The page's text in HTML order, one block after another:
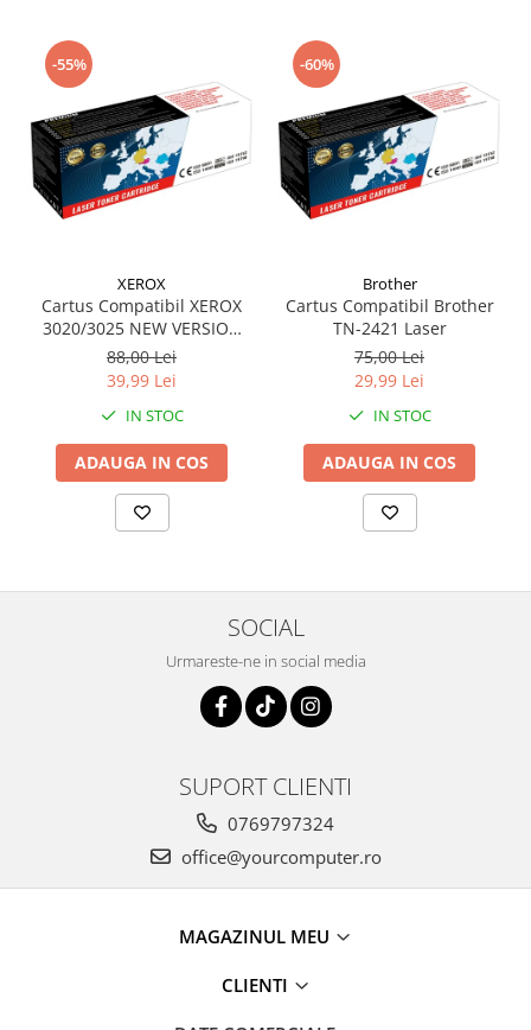
-55%
XEROX
Cartus Compatibil XEROX
3020/3025 NEW VERSION
(1500 pag)
88,00 Lei
39,99 Lei
IN STOC
ADAUGA IN COS
-60%
Brother
Cartus Compatibil Brother
TN-2421 Laser
75,00 Lei
29,99 Lei
IN STOC
ADAUGA IN COS
SOCIAL
Urmareste-ne in social media
SUPORT CLIENTI
0769797324
office@yourcomputer.ro
MAGAZINUL MEU
CLIENTI